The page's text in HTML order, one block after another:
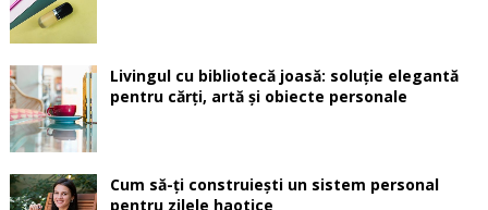
Livingul cu bibliotecă joasă: soluție elegantă
pentru cărți, artă și obiecte personale
Cum să-ți construiești un sistem personal
pentru zilele haotice